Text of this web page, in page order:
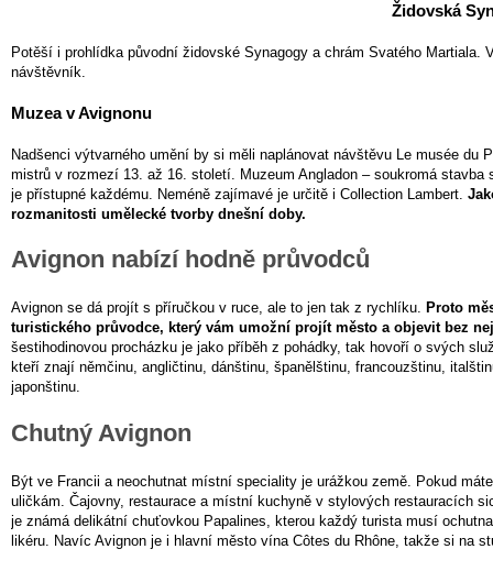
Židovská
Potěší i prohlídka původní židovské Synagogy a chrám Svatého Martiala.
návštěvník.
Muzea v Avignonu
Nadšenci výtvarného umění by si měli naplánovat návštěvu Le musée du
mistrů v rozmezí 13. až 16. století. Muzeum Angladon – soukromá
je přístupné každému. Neméně zajímavé je určitě i Collection Lambert.
rozmanitosti umělecké tvorby dnešní doby.
Avignon nabízí hodně průvodců
Avignon se dá projít s příručkou v ruce, ale to jen tak z rychlíku. Proto
turistického průvodce, který vám umožní projít město a objevit bez
šestihodinovou procházku je jako příběh z pohádky, tak hovoří o svých
kteří znají němčinu, angličtinu, dánštinu, španělštinu, francouzštinu,
japonštinu.
Chutný Avignon
Být ve Francii a neochutnat místní speciality je urážkou země. Pokud
uličkám. Čajovny, restaurace a místní kuchyně v stylových restauracích
je známá delikátní chuťovkou Papalines, kterou každý turista musí
likéru. Navíc Avignon je i hlavní město vína Côtes du Rhône, takže si na